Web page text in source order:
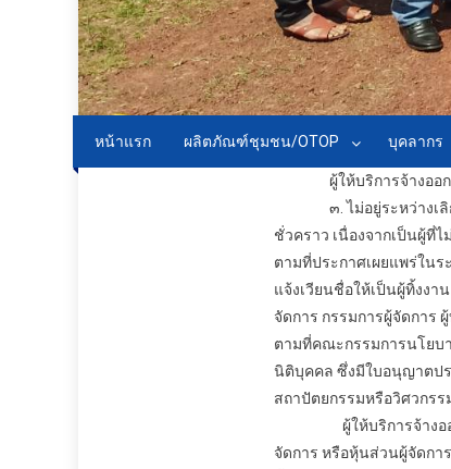
หน้าแรก ผลิตภัณฑ์ชุมชน/OTOP บุคลากร
ผู้ให้บริการจ้างออ
๓. ไม่อยู่ระหว่างเลิก
ชั่วคราว เนื่องจากเป็นผู้ที่
ตามที่ประกาศเผยแพร่ใน
แจ้งเวียนชื่อให้เป็นผู้ทิ้งง
จัดการ กรรมการผู้จัดการ
ตามที่คณะกรรมการนโยบ
นิติบุคคล ซึ่งมีใบอนุญาตป
สถาปัตยกรรมหรือวิศวกร
ผู้ให้บริการจ้าง
จัดการ หรือหุ้นส่วนผู้จัดก